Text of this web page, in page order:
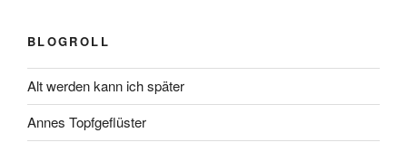
BLOGROLL
Alt werden kann ich später
Annes Topfgeflüster